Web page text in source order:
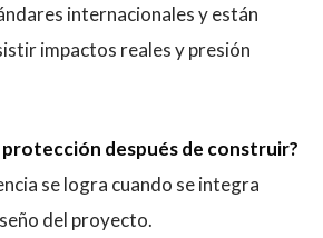
internacionales y están
impactos reales y presión
protección después de construir?
se logra cuando se integra
del proyecto.